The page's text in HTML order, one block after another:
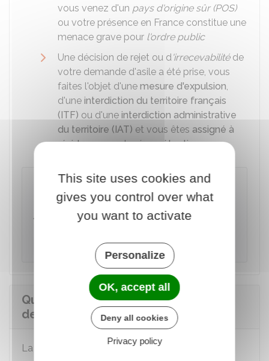
vous venez d'un pays d'origine sûr (POS)
ou votre présence en France constitue une
menace grave pour l'ordre public
Une décision de rejet ou d'irrecevabilité de
votre demande d'asile a été prise, vous
faites l'objet d'une mesure d'expulsion,
d'une interdiction du territoire français
(ITF) ou d'une interdiction administrative
du territoire (IAT) et vous êtes assigné à
résidenceou placéen rétention.
À noter
Le préfet doit prendre uneOQTF sous 15
à partir du moment où il a reçu
au maintien sur le territoire français.
Quel est le coût de la démarche
devant la CNDA ?
La procédure devant la CNDA est
This site uses cookies and
gives you control over what
you want to activate
Personalize
OK, accept all
Deny all cookies
Privacy policy